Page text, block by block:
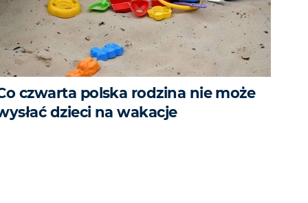
czwarta polska rodzina nie może
dzieci na wakacje